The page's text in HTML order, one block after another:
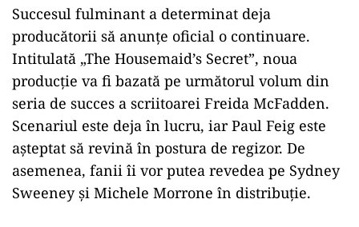
Succesul fulminant a determinat deja
producătorii să anunțe oficial o continuare.
Intitulată „The Housemaid’s Secret”, noua
producție va fi bazată pe următorul volum din
seria de succes a scriitoarei Freida McFadden.
Scenariul este deja în lucru, iar Paul Feig este
așteptat să revină în postura de regizor. De
asemenea, fanii îi vor putea revedea pe Sydney
Sweeneyși Michele Morrone în distribuție.